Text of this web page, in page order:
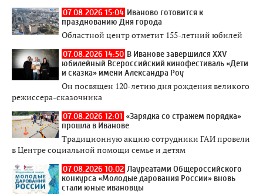
07.08.2026 15:04 Иваново готовится к
празднованию Дня города
Областной центр отметит 155-летний юбилей
07.08.2026 14:50 В Иванове завершился XXV
юбилейный Всероссийский кинофестиваль «Дети
и сказка» имени Александра Роу
Он посвящен 120-летию дня рождения великого
режиссера-сказочника
07.08.2026 12:01 «Зарядка со стражем порядка»
прошла в Иванове
Традиционную акцию сотрудники ГАИ провели
в Центре социальной помощи семье и детям
07.08.2026 10:02 Лауреатами Общероссийского
конкурса «Молодые дарования России» вновь
стали юные ивановцы